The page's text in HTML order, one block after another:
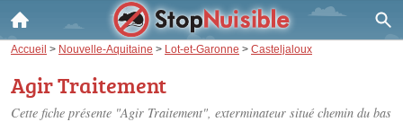
Accueil > Nouvelle-Aquitaine > Lot-et-Garonne > Casteljaloux
Agir Traitement
Cette fiche présente "Agir Traitement", exterminateur situé chemin du bas